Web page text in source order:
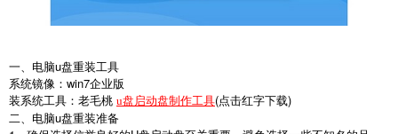
一、电脑u盘重装工具
系统镜像： win7企业版
装系统工具：老毛桃 u盘启动盘制作工具(点击红字下载)
二、电脑u盘重装准备